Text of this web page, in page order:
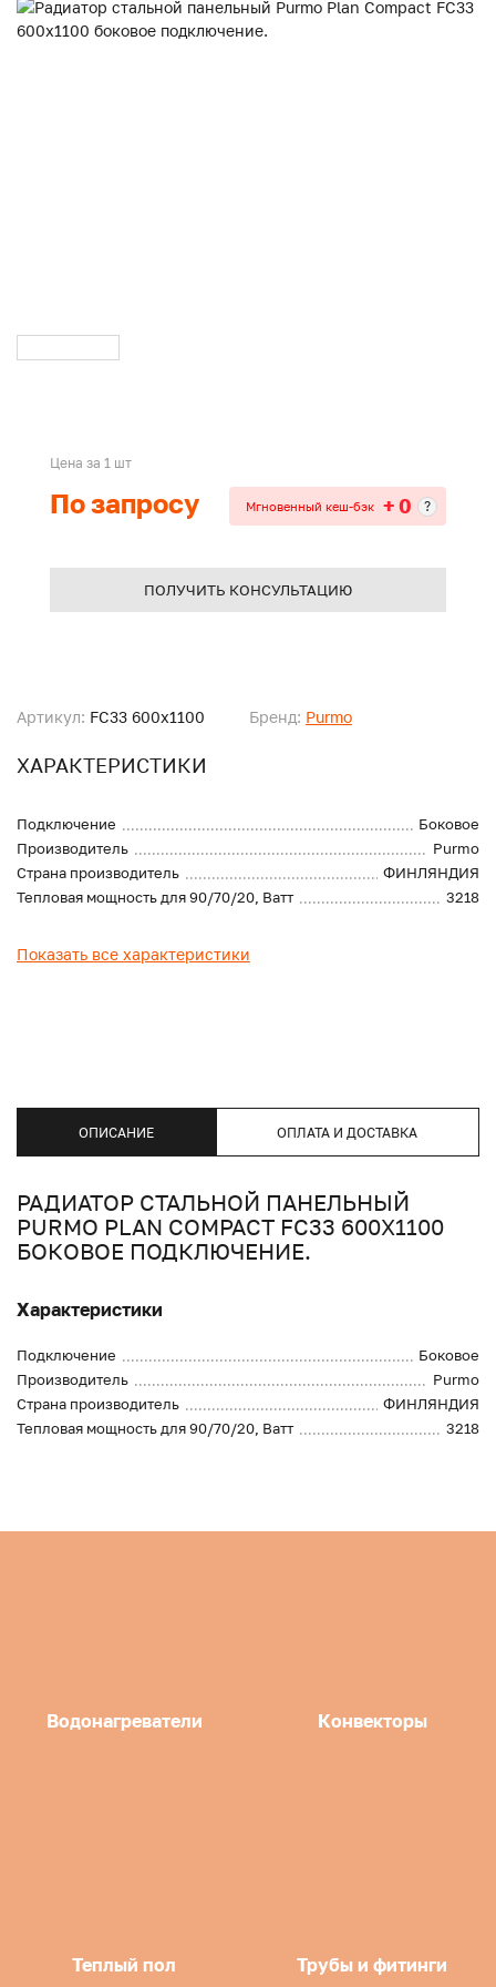
Артикул: FC33 600x1100 Бренд: Purmo
ХАРАКТЕРИСТИКИ
Подключение
Боковое
Производитель
Purmo
Страна производитель
ФИНЛЯНДИЯ
Тепловая мощность для 90/70/20, Ватт
3218
Показать все характеристики
Цена за 1 шт
По запросу Мгновенный кеш-бэк + 0 ?
ПОЛУЧИТЬ КОНСУЛЬТАЦИЮ
ОПИСАНИЕ ОПЛАТА И ДОСТАВКА
РАДИАТОР СТАЛЬНОЙ ПАНЕЛЬНЫЙ
PURMO PLAN COMPACT FC33 600X1100
БОКОВОЕ ПОДКЛЮЧЕНИЕ.
Характеристики
Подключение
Боковое
Производитель
Purmo
Страна производитель
ФИНЛЯНДИЯ
Тепловая мощность для 90/70/20, Ватт
3218
Водонагреватели Конвекторы
Теплый пол Трубы и фитинги